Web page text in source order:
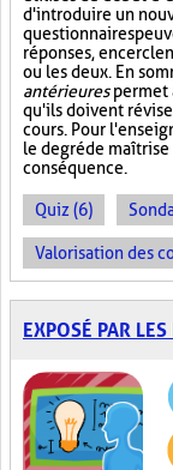
d'introduire un
questionnaires
réponses,
ou les deux. En
antérieurespermet
qu'ils doivent
cours. Pour
le degré de
conséquence.
Quiz (6)
Valorisation des
EXPOSÉ PAR LES